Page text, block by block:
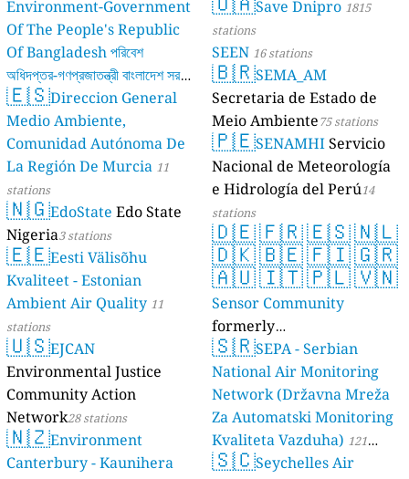
Environment-Government
Of The People's Republic
Of Bangladesh পরিবেশ
অধিদপ্তর-গণপ্রজাতন্ত্রী বাংলাদেশ সরকার
17 stations
🇪🇸Direccion General
Medio Ambiente,
Comunidad Autónoma De
La Región De Murcia 11
stations
🇳🇬EdoState Edo State
Nigeria3 stations
🇪🇪Eesti Välisõhu
Kvaliteet - Estonian
Ambient Air Quality 11
stations
🇺🇸EJCAN
Environmental Justice
Community Action
Network28 stations
🇳🇿Environment
Canterbury - Kaunihera
Save Dnipro 1815
stations
SEEN 16 stations
🇧🇷SEMA_AM
Secretaria de Estado de
Meio Ambiente75 stations
🇵🇪SENAMHIServicio
Nacional de Meteorología
e Hidrología del Perú14
stations
🇩🇪🇫🇷🇪🇸🇳🇱
🇩🇰🇧🇪🇫🇮🇬🇷
🇦🇺🇮🇹🇵🇱🇻🇳
Sensor Community
formerly
luftdaten.info35819 stations
🇸🇷SEPA - Serbian
National Air Monitoring
Network (Državna Mreža
Za Automatski Monitoring
Kvaliteta Vazduha) 121
stations
🇸🇨Seychelles Air